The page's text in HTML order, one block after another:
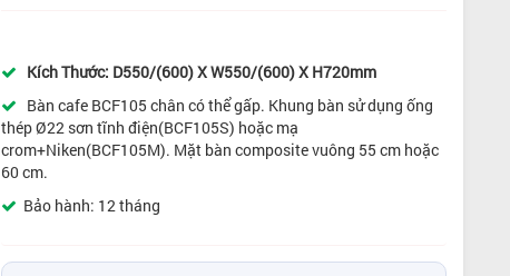
Kích Thước: D550/(600) X W550/(600) X H720mm
Bàn cafe BCF105 chân có thể gấp. Khung bàn sử dụng ống
thép Ø22 sơn tĩnh điện(BCF105S) hoặc mạ
crom+Niken(BCF105M). Mặt bàn composite vuông 55 cm hoặc
60 cm.
Bảo hành: 12 tháng